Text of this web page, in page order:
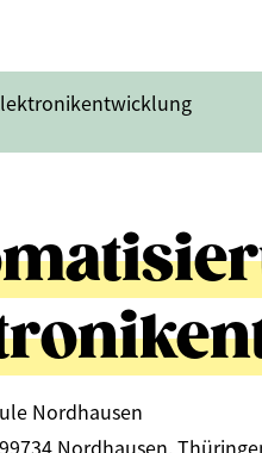
Nordhausen
Nordhausen,